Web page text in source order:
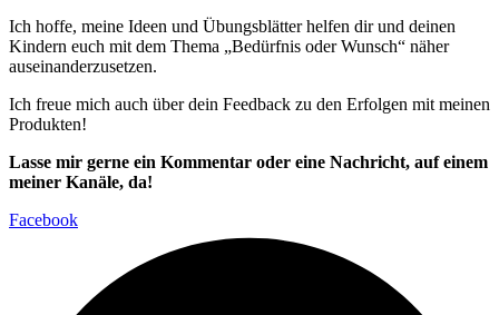
Ich hoffe, meine Ideen und Übungsblätter helfen dir und deinen
Kindern euch mit dem Thema „Bedürfnis oder Wunsch“ näher
auseinanderzusetzen.
Ich freue mich auch über dein Feedback zu den Erfolgen mit meinen
Produkten!
Lasse mir gerne ein Kommentar oder eine Nachricht, auf einem
meiner Kanäle, da!
Facebook